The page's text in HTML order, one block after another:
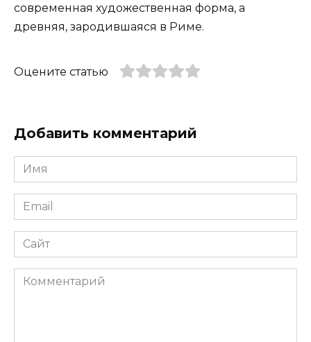
современная художественная форма, а
древняя, зародившаяся в Риме.
Оцените статью
Добавить комментарий
Имя
*
Email
*
Сайт
Комментарий